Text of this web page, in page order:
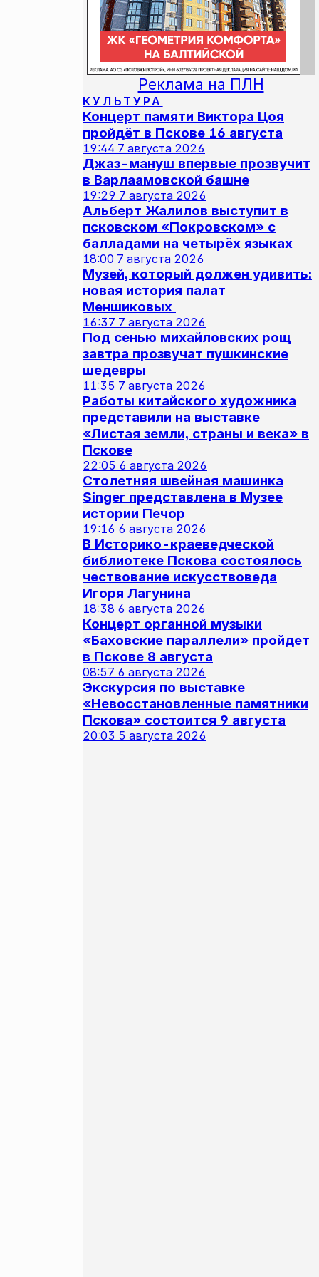
Реклама на ПЛН
КУЛЬТУРА
Концерт памяти Виктора Цоя
пройдёт в Пскове 16 августа
19:44 7 августа 2026
Джаз-мануш впервые прозвучит
в Варлаамовской башне
19:29 7 августа 2026
Альберт Жалилов выступит в
псковском «Покровском» с
балладами на четырёх языках
18:00 7 августа 2026
Музей, который должен удивить:
новая история палат
Меншиковых
16:37 7 августа 2026
Под сенью михайловских рощ
завтра прозвучат пушкинские
шедевры
11:35 7 августа 2026
Работы китайского художника
представили на выставке
«Листая земли, страны и века» в
Пскове
22:05 6 августа 2026
Столетняя швейная машинка
Singer представлена в Музее
истории Печор
19:16 6 августа 2026
В Историко-краеведческой
библиотеке Пскова состоялось
чествование искусствоведа
Игоря Лагунина
18:38 6 августа 2026
Концерт органной музыки
«Баховские параллели» пройдет
в Пскове 8 августа
08:57 6 августа 2026
Экскурсия по выставке
«Невосстановленные памятники
Пскова» состоится 9 августа
20:03 5 августа 2026